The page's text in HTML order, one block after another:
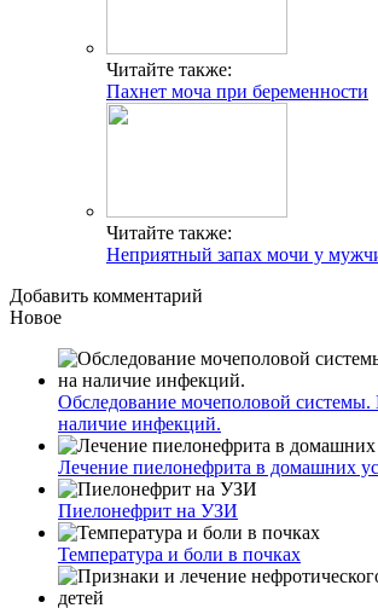
Читайте также:
Пахнет моча при беременности
Читайте также:
Неприятный запах мочи у
Добавить комментарий
Новое
Обследование мочеполовой системы.
наличие инфекций.
Лечение пиелонефрита в домашних
Пиелонефрит на УЗИ
Температура и боли в почках